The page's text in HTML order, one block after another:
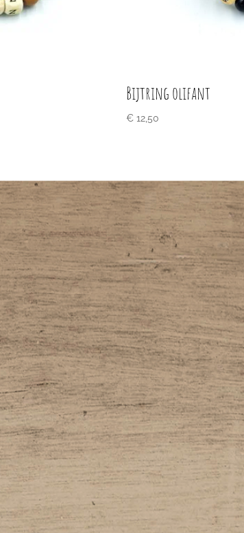
Bijtring olifant
€ 12,50